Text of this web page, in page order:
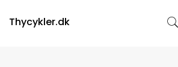
Thycykler.dk